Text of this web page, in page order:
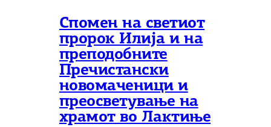
Спомен на светиот
пророк Илија и на
преподобните
Пречистански
новомаченици и
преосветување на
храмот во Лактиње